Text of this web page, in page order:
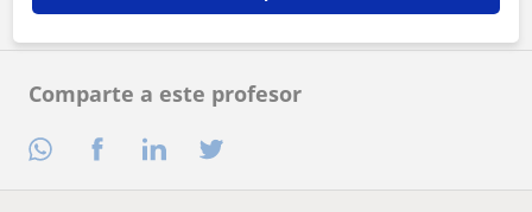
Comparte a este profesor